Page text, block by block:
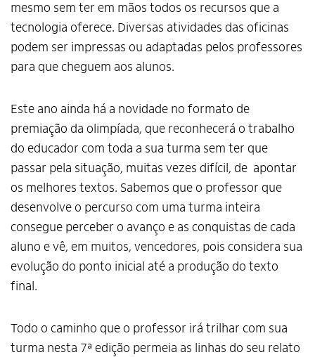
mesmo sem ter em mãos todos os recursos que a
tecnologia oferece. Diversas atividades das oficinas
podem ser impressas ou adaptadas pelos professores
para que cheguem aos alunos.
Este ano ainda há a novidade no formato de
premiação da olimpíada, que reconhecerá o trabalho
do educador com toda a sua turma sem ter que
passar pela situação, muitas vezes difícil, de apontar
os melhores textos. Sabemos que o professor que
desenvolve o percurso com uma turma inteira
consegue perceber o avanço e as conquistas de cada
aluno e vê, em muitos, vencedores, pois considera sua
evolução do ponto inicial até a produção do texto
final.
Todo o caminho que o professor irá trilhar com sua
turma nesta 7ª edição permeia as linhas do seu relato